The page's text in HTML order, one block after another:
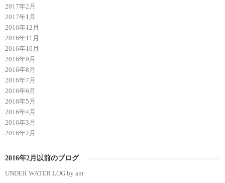
2017年2月
2017年1月
2016年12月
2016年11月
2016年10月
2016年9月
2016年8月
2016年7月
2016年6月
2016年5月
2016年4月
2016年3月
2016年2月
2016年2月以前のブログ
UNDER WATER LOG by ant